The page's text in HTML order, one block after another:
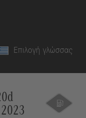
Επιλογή γλώσσας